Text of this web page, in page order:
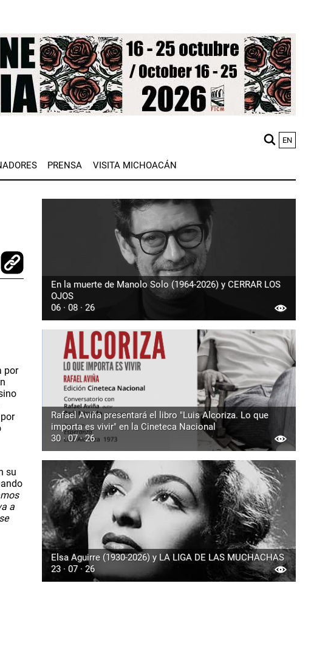
EN
PRENSA VISITA MICHOACÁN
dirigida por
por
su
a
En la muerte de Manolo Solo (1964-2026) y CERRAR LOS
OJOS
06 · 08 · 26
Rafael Aviña presentará el libro "Luis Alcoriza. Lo que
importa es vivir" en la Cineteca Nacional
30 · 07 · 26
Elsa Aguirre (1930-2026) y LA LIGA DE LAS MUCHACHAS
23 · 07 · 26